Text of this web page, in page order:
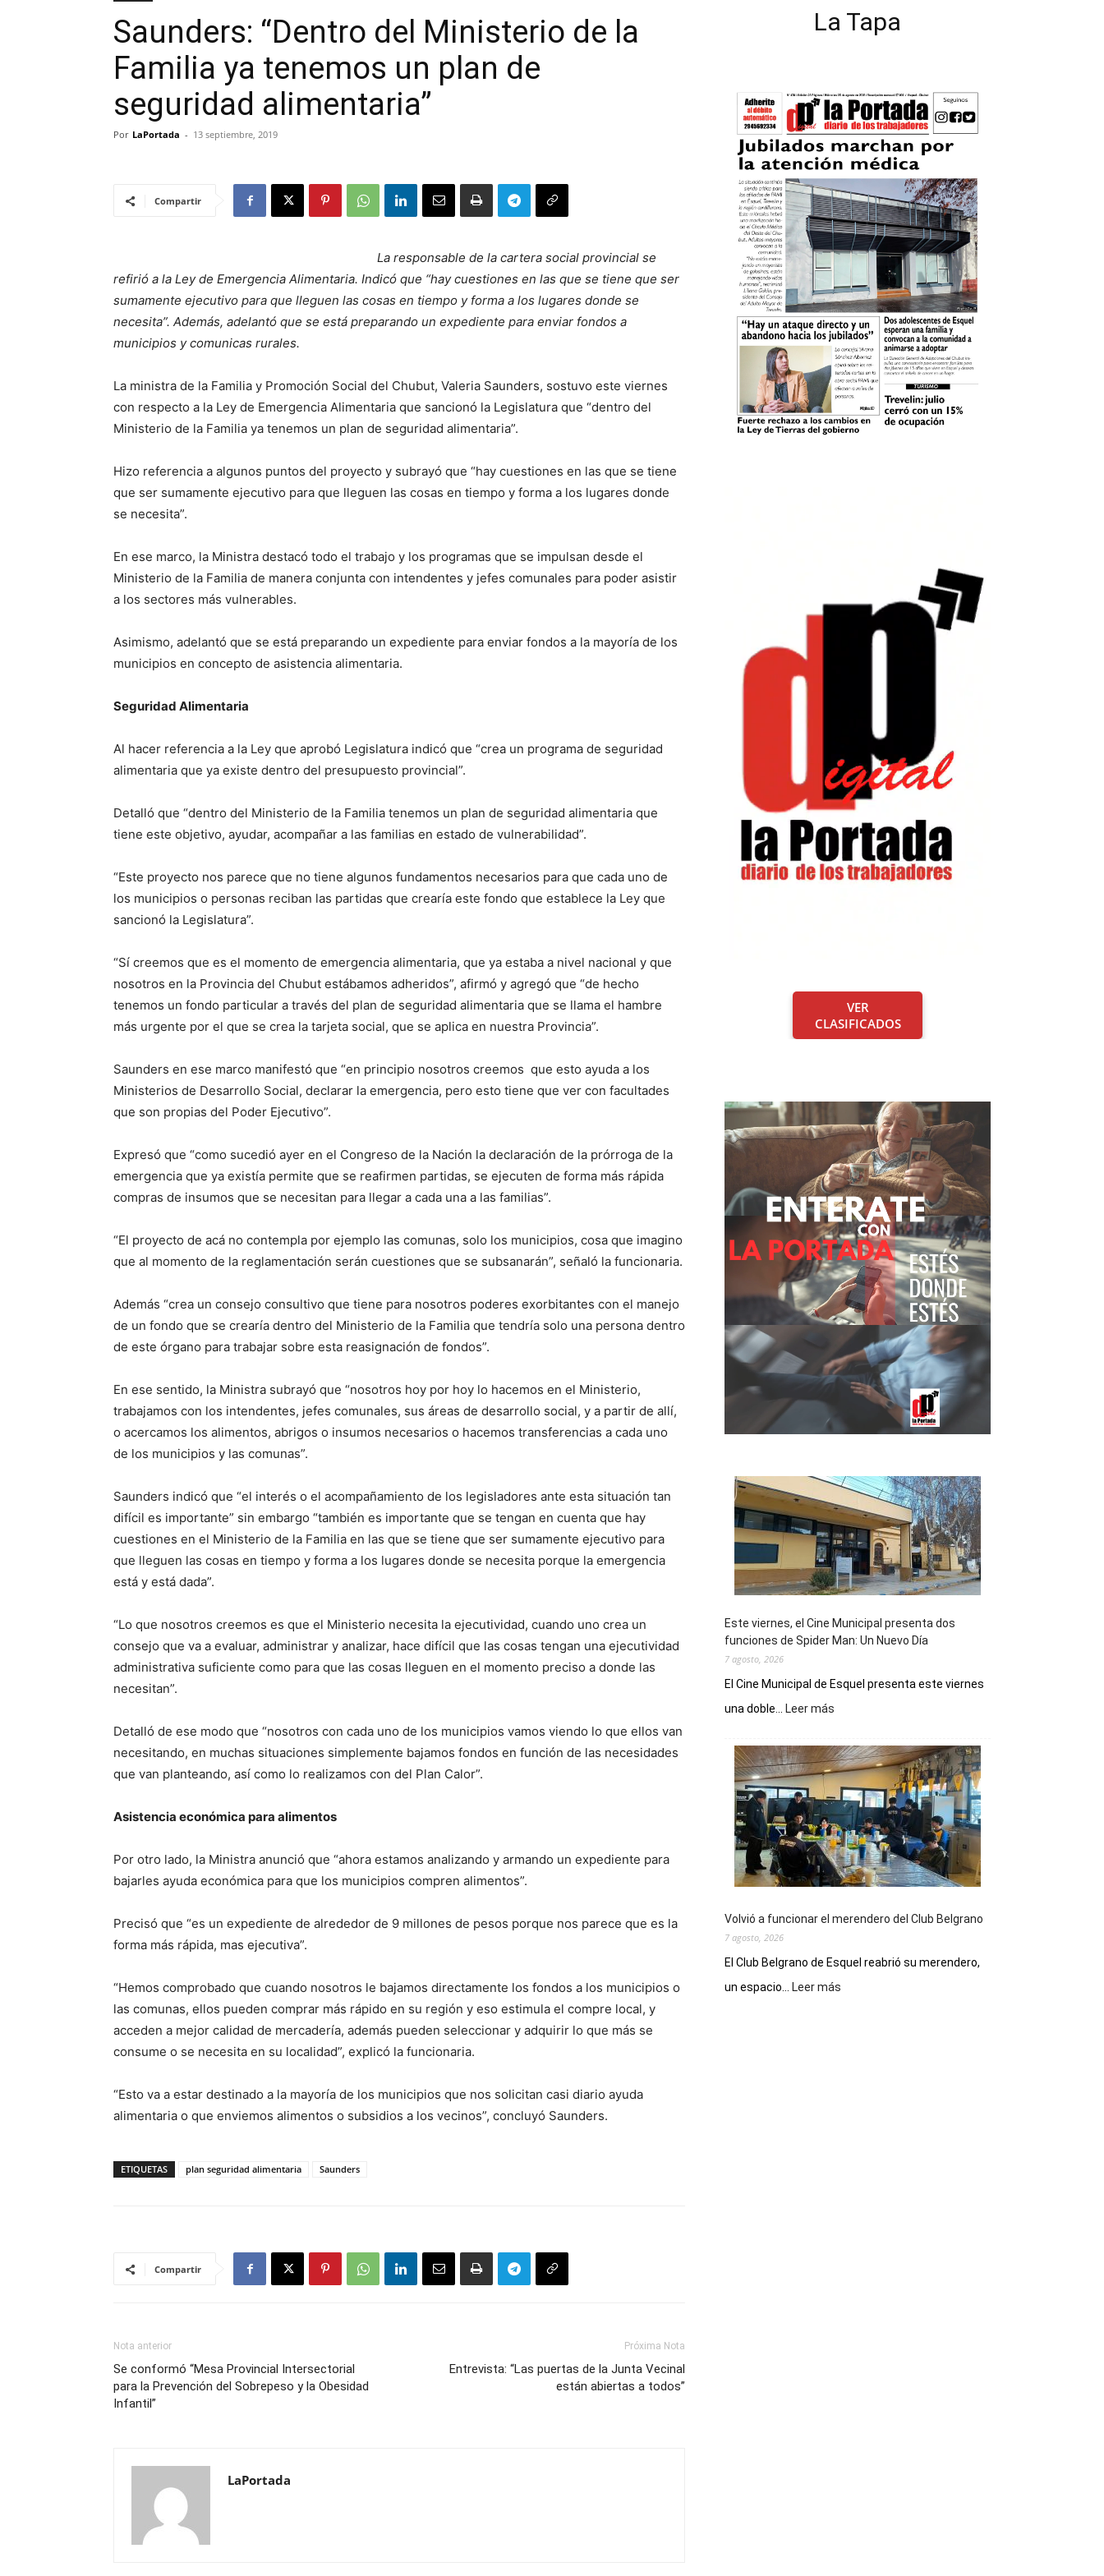
Saunders: “Dentro del Ministerio de la
Familia ya tenemos un plan de
seguridad alimentaria”
Por LaPortada - 13 septiembre, 2019
Compartir
La responsable de la cartera social provincial se
refirió a la Ley de Emergencia Alimentaria. Indicó que “hay cuestiones en las que se tiene que ser
sumamente ejecutivo para que lleguen las cosas en tiempo y forma a los lugares donde se
necesita”. Además, adelantó que se está preparando un expediente para enviar fondos a
municipios y comunicas rurales.
La ministra de la Familia y Promoción Social del Chubut, Valeria Saunders, sostuvo este viernes
con respecto a la Ley de Emergencia Alimentaria que sancionó la Legislatura que “dentro del
Ministerio de la Familia ya tenemos un plan de seguridad alimentaria”.
Hizo referencia a algunos puntos del proyecto y subrayó que “hay cuestiones en las que se tiene
que ser sumamente ejecutivo para que lleguen las cosas en tiempo y forma a los lugares donde
se necesita”.
En ese marco, la Ministra destacó todo el trabajo y los programas que se impulsan desde el
Ministerio de la Familia de manera conjunta con intendentes y jefes comunales para poder asistir
a los sectores más vulnerables.
Asimismo, adelantó que se está preparando un expediente para enviar fondos a la mayoría de los
municipios en concepto de asistencia alimentaria.
Seguridad Alimentaria
Al hacer referencia a la Ley que aprobó Legislatura indicó que “crea un programa de seguridad
alimentaria que ya existe dentro del presupuesto provincial”.
Detalló que “dentro del Ministerio de la Familia tenemos un plan de seguridad alimentaria que
tiene este objetivo, ayudar, acompañar a las familias en estado de vulnerabilidad”.
“Este proyecto nos parece que no tiene algunos fundamentos necesarios para que cada uno de
los municipios o personas reciban las partidas que crearía este fondo que establece la Ley que
sancionó la Legislatura”.
“Sí creemos que es el momento de emergencia alimentaria, que ya estaba a nivel nacional y que
nosotros en la Provincia del Chubut estábamos adheridos”, afirmó y agregó que “de hecho
tenemos un fondo particular a través del plan de seguridad alimentaria que se llama el hambre
más urgente por el que se crea la tarjeta social, que se aplica en nuestra Provincia”.
Saunders en ese marco manifestó que “en principio nosotros creemos que esto ayuda a los
Ministerios de Desarrollo Social, declarar la emergencia, pero esto tiene que ver con facultades
que son propias del Poder Ejecutivo”.
Expresó que “como sucedió ayer en el Congreso de la Nación la declaración de la prórroga de la
emergencia que ya existía permite que se reafirmen partidas, se ejecuten de forma más rápida
compras de insumos que se necesitan para llegar a cada una a las familias”.
“El proyecto de acá no contempla por ejemplo las comunas, solo los municipios, cosa que imagino
que al momento de la reglamentación serán cuestiones que se subsanarán”, señaló la funcionaria.
Además “crea un consejo consultivo que tiene para nosotros poderes exorbitantes con el manejo
de un fondo que se crearía dentro del Ministerio de la Familia que tendría solo una persona dentro
de este órgano para trabajar sobre esta reasignación de fondos”.
En ese sentido, la Ministra subrayó que “nosotros hoy por hoy lo hacemos en el Ministerio,
trabajamos con los intendentes, jefes comunales, sus áreas de desarrollo social, y a partir de allí,
o acercamos los alimentos, abrigos o insumos necesarios o hacemos transferencias a cada uno
de los municipios y las comunas”.
Saunders indicó que “el interés o el acompañamiento de los legisladores ante esta situación tan
difícil es importante” sin embargo “también es importante que se tengan en cuenta que hay
cuestiones en el Ministerio de la Familia en las que se tiene que ser sumamente ejecutivo para
que lleguen las cosas en tiempo y forma a los lugares donde se necesita porque la emergencia
está y está dada”.
“Lo que nosotros creemos es que el Ministerio necesita la ejecutividad, cuando uno crea un
consejo que va a evaluar, administrar y analizar, hace difícil que las cosas tengan una ejecutividad
administrativa suficiente como para que las cosas lleguen en el momento preciso a donde las
necesitan”.
Detalló de ese modo que “nosotros con cada uno de los municipios vamos viendo lo que ellos van
necesitando, en muchas situaciones simplemente bajamos fondos en función de las necesidades
que van planteando, así como lo realizamos con del Plan Calor”.
Asistencia económica para alimentos
Por otro lado, la Ministra anunció que “ahora estamos analizando y armando un expediente para
bajarles ayuda económica para que los municipios compren alimentos”.
Precisó que “es un expediente de alrededor de 9 millones de pesos porque nos parece que es la
forma más rápida, mas ejecutiva”.
“Hemos comprobado que cuando nosotros le bajamos directamente los fondos a los municipios o
las comunas, ellos pueden comprar más rápido en su región y eso estimula el compre local, y
acceden a mejor calidad de mercadería, además pueden seleccionar y adquirir lo que más se
consume o se necesita en su localidad”, explicó la funcionaria.
“Esto va a estar destinado a la mayoría de los municipios que nos solicitan casi diario ayuda
alimentaria o que enviemos alimentos o subsidios a los vecinos”, concluyó Saunders.
ETIQUETAS plan seguridad alimentaria Saunders
Compartir
Nota anterior
Se conformó “Mesa Provincial Intersectorial
para la Prevención del Sobrepeso y la Obesidad
Infantil”
Próxima Nota
Entrevista: “Las puertas de la Junta Vecinal
están abiertas a todos”
LaPortada
La Tapa
VER
CLASIFICADOS
Este viernes, el Cine Municipal presenta dos
funciones de Spider Man: Un Nuevo Día
7 agosto, 2026
El Cine Municipal de Esquel presenta este viernes
una doble...
Leer más
el
Cine
Municipal
presenta
dos
funciones
de
Spider
Un
Volvió a funcionar el merendero del Club Belgrano
7 agosto, 2026
El Club Belgrano de Esquel reabrió su merendero,
un espacio...
Leer más